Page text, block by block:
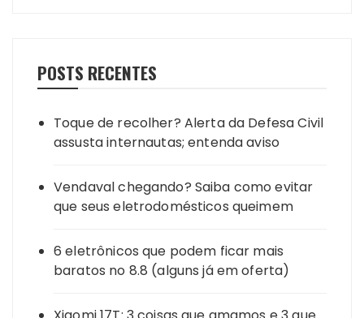
POSTS RECENTES
Toque de recolher? Alerta da Defesa Civil
assusta internautas; entenda aviso
Vendaval chegando? Saiba como evitar
que seus eletrodomésticos queimem
6 eletrônicos que podem ficar mais
baratos no 8.8 (alguns já em oferta)